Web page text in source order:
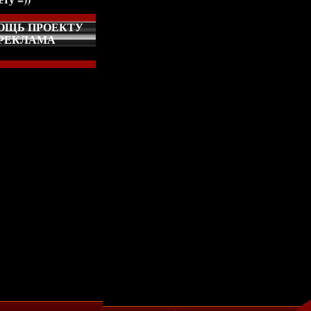
ПРОЕКТУ